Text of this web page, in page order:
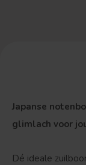
Japanse
glimlach voor
Dé ideale